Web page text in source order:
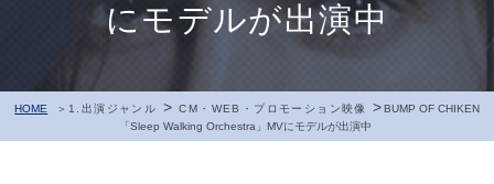
にモデルが出演中
HOME 1.出演ジャンル >CM・WEB・プロモーション映像 >BUMP OF CHIKEN
「Sleep Walking Orchestra」MVにモデルが出演中